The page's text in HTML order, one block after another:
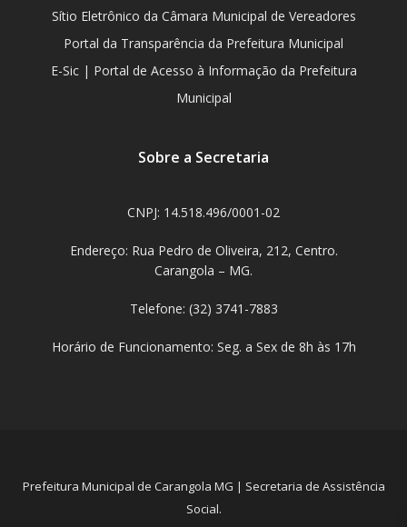
Sítio Eletrônico da Câmara Municipal de Vereadores
Portal da Transparência da Prefeitura Municipal
E-Sic | Portal de Acesso à Informação da Prefeitura
Municipal
Sobre a Secretaria
CNPJ: 14.518.496/0001-02
Endereço: Rua Pedro de Oliveira, 212, Centro.
Carangola – MG.
Telefone: (32) 3741-7883
Horário de Funcionamento: Seg. a Sex de 8h às 17h
Prefeitura Municipal de Carangola MG | Secretaria de Assistência
Social.